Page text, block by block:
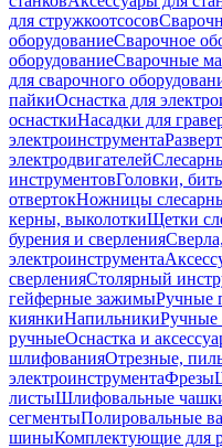
для стружкоотсосов
оборудованиеСварочное
оборудованиеСварочные
для сварочного
пайкиОснастка для
оснасткиНасадки для
электроинструмента
электродвигателей
инструментовГоловки,
отвертокНожницы
керны, выколоткиЩетки
бурения и сверления
электроинструмента
сверленияСтолярный
гейферные зажимыРучные
киянкиНапильникиРучные
ручныеОснастка и
шлифованияОтрезные,
электроинструментаФрезы
листыШлифовальные
сегментыПолировальные
шиныКомплектующие для